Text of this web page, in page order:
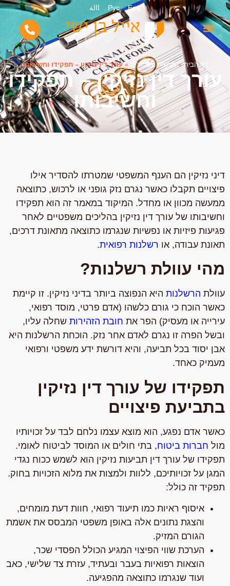
Eng
Рус االة
דף הבית»חדשות ומאמרים »עורך דין נזיקין – תפקידו וחשיבותו
עורך דין נזיקין – תפקידו
וחשיבותו
דיני נזיקין הם הענף המשפטי שמטרתו להסדיר אילו
פיצויים תקבלו כאשר נגרם נזק גופני או לרכוש, כתוצאה
ממעשה מכוון או מחדל. המיקוד במאמר זה הוא תפקידו
וחשיבותו של עורך דין נזיקין בהליכים משפטיים לאחר
פגיעות פיזיות או נפשיות שנגרמו כתוצאה מתאונת דרכים,
תאונת עבודה, או רשלנות רפואית.
מהי עוולת רשלנות?
עוולת הרשלנות היא הנפוצה ביותר בדיני נזיקין. זו קיימת
כאשר הוכח כי גורם כלשהו (אדם פרטי, מוסד רפואי,
עירייה או מעסיק) הפר את חובת הזהירות שחלה עליו,
ובשל הפרה זו נגרם לאדם אחר נזק. הוכחת הרשלנות היא
אבן יסוד בכל תביעה, והיא דורשת ידע משפטי ורפואי
מעמיק כאחד.
תפקידו של עורך דין נזיקין
בתביעת פיצויים
כאשר אדם נפגע, הוא מוצא עצמו נלחם לבד על זכויותיו
מול חברות ביטוח, בתי חולים או המוסד לביטוח לאומי.
תפקידו של עורך דין תביעות נזיקין הוא לשמש ככוח נגדי
המגן על זכויותיכם, ללוות ולמצות את מלוא הזכויות בחוק.
תפקיד זה כולל:
איסוף ראיות כמו תיעוד רפואי, חוות דעת מומחים,
והצגת נתונים אלה באופן משפטי המבסס את אשמת
הגורם המזיק.
הערכת שווי הפיצוי המגיע הכולל הפסדי שכר,
הוצאות רפואיות בעבר ובעתיד, עזרת צד שלישי, כאב
ועוד שנגרמו כתוצאה מהפגיעה.